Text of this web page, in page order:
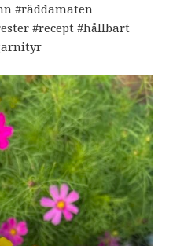
#räddamaten
#recept #hållbart